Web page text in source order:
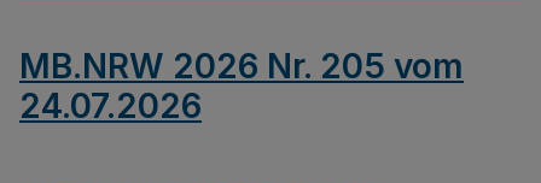
MB.NRW 2026 Nr. 205 vom
24.07.2026